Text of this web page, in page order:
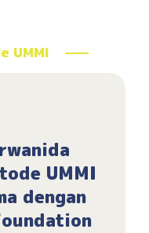
UMMI
UMMI
dengan